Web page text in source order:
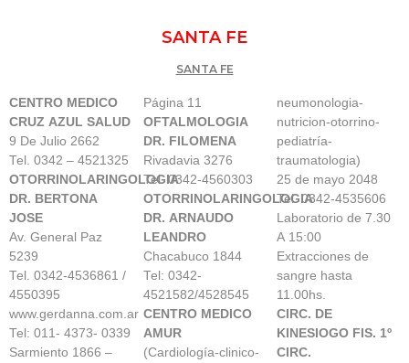
SANTA FE
SANTA FE
CENTRO MEDICO
CRUZ AZUL SALUD
9 De Julio 2662
Tel. 0342 – 4521325
OTORRINOLARINGOLOGIA
DR. BERTONA
JOSE
Av. General Paz
5239
Tel. 0342-4536861 /
4550395
www.gerdanna.com.ar
Tel: 011- 4373- 0339
Sarmiento 1866 –
Página 11
OFTALMOLOGIA
DR. FILOMENA
Rivadavia 3276
Tel. 0342-4560303
OTORRINOLARINGOLOGIA
DR. ARNAUDO
LEANDRO
Chacabuco 1844
Tel: 0342-
4521582/4528545
CENTRO MEDICO
AMUR
(Cardiología-clinico-
neumonologia-
nutricion-otorrino-
pediatría-
traumatologia)
25 de mayo 2048
Tel. 0342-4535606
Laboratorio de 7.30
A 15:00
Extracciones de
sangre hasta
11.00hs.
CIRC. DE
KINESIOGO FIS. 1º
CIRC.